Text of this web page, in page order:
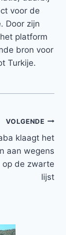
voor de
Door zijn
platform
bron voor
Turkije.
VOLGENDE
klaagt het
aan wegens
op de zwarte
lijst